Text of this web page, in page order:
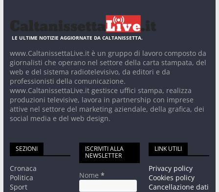
LE ULTIME NOTIZIE AGGIORNATE DA CALTANISSETTA.
www.CaltanissettaLive.it è un gruppo di lavoro composto da
giornalisti che operano nel settore della carta stampata, del
web e del sistema radiotelevisivo, da editori e da
professionisti della comunicazione.
www.CaltanissettaLive.it gestisce uffici stampa, realizza
produzioni televisive, lavora in partnership con imprese
attive nel settore del marketing aziendale, della grafica, dei
social media e del web design.
SEZIONI
Cronaca
Politica
Sport
ISCRIVITI ALLA
NEWSLETTER
Nome*
LINK UTILI
Privacy policy
Cookies policy
Cancellazione dati